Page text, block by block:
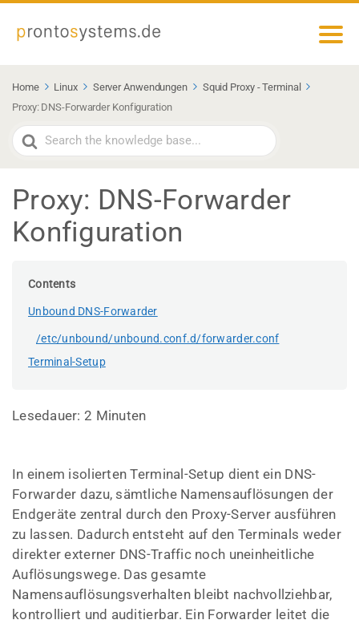
Home Linux Server Anwendungen
Squid Proxy - Terminal
Proxy: DNS-Forwarder Konfiguration
Search
For
Proxy: DNS-Forwarder
Konfiguration
Contents
Unbound DNS-Forwarder
/etc/unbound/unbound.conf.d/forwarder.conf
Terminal-Setup
Lesedauer: 2 Minuten
In einem isolierten Terminal-Setup dient ein DNS-
Forwarder dazu, sämtliche Namensauflösungen der
Endgeräte zentral durch den Proxy-Server ausführen
zu lassen. Dadurch entsteht auf den Terminals weder
direkter externer DNS-Traffic noch uneinheitliche
Auflösungswege. Das gesamte
Namensauflösungsverhalten bleibt nachvollziehbar,
kontrolliert und auditierbar. Ein Forwarder leitet die